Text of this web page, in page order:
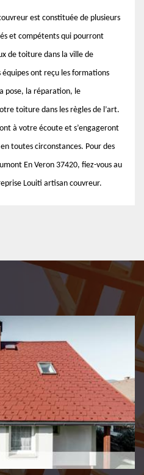
est constituée de plusieurs
et compétents qui pourront
de toiture dans la ville de
équipes ont reçu les formations
pose, la réparation, le
toiture dans les règles de l’art.
à votre écoute et s’engageront
toutes circonstances. Pour des
En Veron 37420, fiez-vous au
Louiti artisan couvreur.